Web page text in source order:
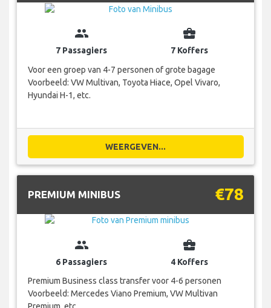
group
7 Passagiers
business_center
7 Koffers
Voor een groep van 4-7 personen of grote bagage
Voorbeeld: VW Multivan, Toyota Hiace, Opel Vivaro,
Hyundai H-1, etc.
WEERGEVEN...
PREMIUM MINIBUS €78
group
6 Passagiers
business_center
4 Koffers
Premium Business class transfer voor 4-6 personen
Voorbeeld: Mercedes Viano Premium, VW Multivan